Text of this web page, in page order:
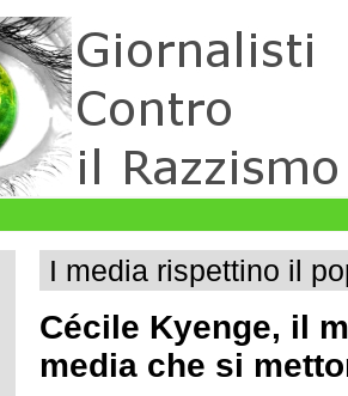
I media rispettino il
Cécile Kyenge, il
media che si